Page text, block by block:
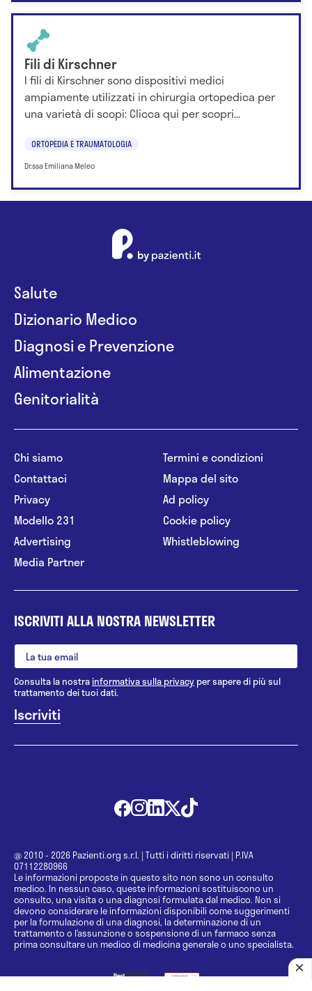
Fili di Kirschner
I fili di Kirschner sono dispositivi medici
ampiamente utilizzati in chirurgia ortopedica per
una varietà di scopi: Clicca qui per scopri...
ORTOPEDIA E TRAUMATOLOGIA
Dr.ssa Emiliana Meleo
Salute
Dizionario Medico
Diagnosi e Prevenzione
Alimentazione
Genitorialità
Chi siamo
Contattaci
Privacy
Modello 231
Advertising
Media Partner
Termini e condizioni
Mappa del sito
Ad policy
Cookie policy
Whistleblowing
ISCRIVITI ALLA NOSTRA NEWSLETTER
Consulta la nostrainformativa sulla privacy per sapere di più sul
trattamento dei tuoi dati.
@ 2010 - 2026 Pazienti.org s.r.l. | Tutti i diritti riservati | P.IVA
07112280966
Le informazioni proposte in questo sito non sono un consulto
medico. In nessun caso, queste informazioni sostituiscono un
consulto, una visita o una diagnosi formulata dal medico. Non si
devono considerare le informazioni disponibili come suggerimenti
per la formulazione di una diagnosi, la determinazione di un
trattamento o l’assunzione o sospensione di un farmaco senza
prima consultare un medico di medicina generale o uno specialista.